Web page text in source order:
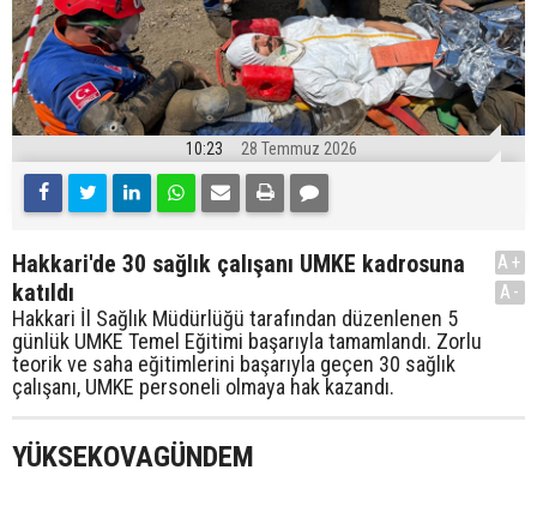
10:23 28 Temmuz 2026
Hakkari'de 30 sağlık çalışanı UMKE kadrosuna
katıldı
Hakkari İl Sağlık Müdürlüğü tarafından düzenlenen 5
günlük UMKE Temel Eğitimi başarıyla tamamlandı. Zorlu
teorik ve saha eğitimlerini başarıyla geçen 30 sağlık
çalışanı, UMKE personeli olmaya hak kazandı.
A+
A-
YÜKSEKOVAGÜNDEM